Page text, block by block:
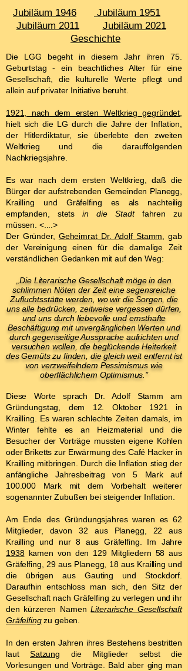
Jubiläum 1946
Jubiläum 1951
Jubiläum 2011
Jubiläum 2021
Geschichte
Die LGG begeht in diesem Jahr ihren 75.
Geburtstag - ein beachtliches Alter für eine
Gesellschaft, die kulturelle Werte pflegt und
allein auf privater Initiative beruht.
1921, nach dem ersten Weltkrieg gegründet
hielt sich die LG durch die Jahre der Inflation,
der Hitlerdiktatur, sie überlebte den zweiten
Weltkrieg und die darauffolgenden
Nachkriegsjahre.
Es war nach dem ersten Weltkrieg, daß die
Bürger der aufstrebenden Gemeinden Planegg,
Krailling und Gräfelfing es als nachteilig
empfanden, stetsin die Stadtfahren zu
müssen. <....>
Der Gründer, Geheimrat Dr. Adolf Stamm , gab
der Vereinigung einen für die damalige Zeit
verständlichen Gedanken mit auf den Weg:
„Die Literarische Gesellschaft möge in den
schlimmen Nöten der Zeit eine segensreiche
Zufluchtsstätte werden, wo wir die Sorgen, die
uns alle bedrücken, zeitweise vergessen dürfen,
und uns durch liebevolle und ernsthafte
Beschäftigung mit unvergänglichen Werten und
durch gegenseitige Aussprache aufrichten und
versuchen wollen, die beglückende Heiterkeit
des Gemüts zu finden, die gleich weit entfernt ist
von verzweifelndem Pessimismus wie
oberflächlichem Optimismus."
Diese Worte sprach Dr. Adolf Stamm am
Gründungstag, dem 12. Oktober 1921 in
Krailling. Es waren schlechte Zeiten damals, im
Winter fehlte es an Heizmaterial und die
Besucher der Vorträge mussten eigene Kohlen
oder Briketts zur Erwärmung des Café Hacker in
Krailling mitbringen. Durch die Inflation stieg der
anfängliche Jahresbeitrag von 5 Mark auf
100.000 Mark mit dem Vorbehalt weiterer
sogenannter Zubußen bei steigender Inflation.
Am Ende des Gründungsjahres waren es 62
Mitglieder, davon 32 aus Planegg, 22 aus
Krailling und nur 8 aus Gräfelfing. Im Jahre
1938kamen von den 129 Mitgliedern 58 aus
Gräfelfing, 29 aus Planegg, 18 aus Krailling und
die übrigen aus Gauting und Stockdorf.
Daraufhin entschloss man sich, den Sitz der
Gesellschaft nach Gräfelfing zu verlegen und ihr
den kürzeren NamenLiterarische Gesellschaft
Gräfelfingzu geben.
In den ersten Jahren ihres Bestehens bestritten
laut Satzung die Mitglieder selbst die
Vorlesungen und Vorträge. Bald aber ging man